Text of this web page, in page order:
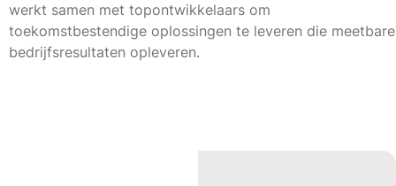
werkt samen met topontwikkelaars om
toekomstbestendige oplossingen te leveren die meetbare
bedrijfsresultaten opleveren.